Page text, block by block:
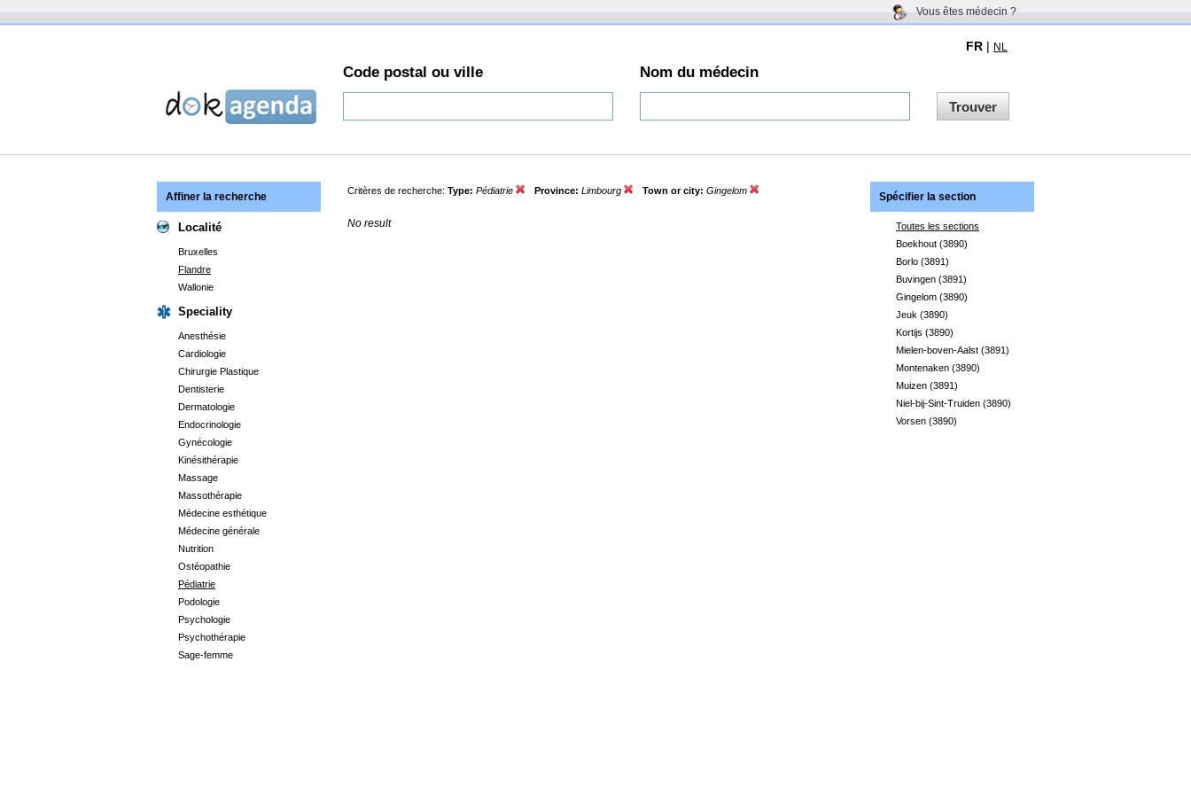
Vous êtes médecin ?
FR | NL
Code postal ou ville Nom du médecin
Trouver
Affiner la recherche
Localité
Bruxelles
Flandre
Wallonie
Speciality
Anesthésie
Cardiologie
Chirurgie Plastique
Dentisterie
Dermatologie
Endocrinologie
Gynécologie
Kinésithérapie
Massage
Massothérapie
Médecine esthétique
Médecine générale
Nutrition
Ostéopathie
Pédiatrie
Podologie
Psychologie
Psychothérapie
Sage-femme
Critères de recherche: Type: Pédiatrie Province: Limbourg Town or city: Gingelom
No result
Spécifier la section
Toutes les sections
Boekhout (3890)
Borlo (3891)
Buvingen (3891)
Gingelom (3890)
Jeuk (3890)
Kortijs (3890)
Mielen-boven-Aalst (3891)
Montenaken (3890)
Muizen (3891)
Niel-bij-Sint-Truiden (3890)
Vorsen (3890)